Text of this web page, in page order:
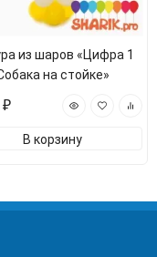
из шаров «Цифра 1
на стойке»
₽
В корзину